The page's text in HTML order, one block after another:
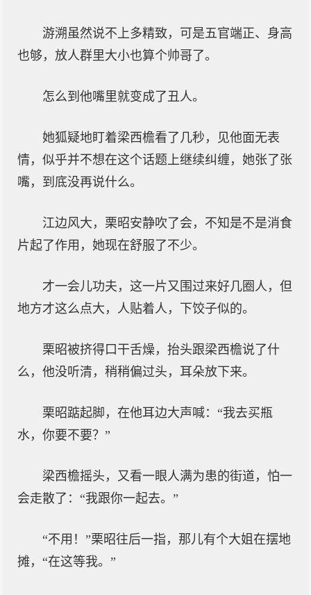
游溯虽然说不上多精致，可是五官端正、身高
也够，放人群里大小也算个帅哥了。
怎么到他嘴里就变成了丑人。
她狐疑地盯着梁西檐看了几秒，见他面无表
情，似乎并不想在这个话题上继续纠缠，她张了张
嘴，到底没再说什么。
江边风大，栗昭安静吹了会，不知是不是消食
片起了作用，她现在舒服了不少。
才一会儿功夫，这一片又围过来好几圈人，但
地方才这么点大，人贴着人，下饺子似的。
栗昭被挤得口干舌燥，抬头跟梁西檐说了什
么，他没听清，稍稍偏过头，耳朵放下来。
栗昭踮起脚，在他耳边大声喊：“我去买瓶
水，你要不要？”
梁西檐摇头，又看一眼人满为患的街道，怕一
会走散了：“我跟你一起去。”
“不用！”栗昭往后一指，那儿有个大姐在摆地
摊，“在这等我。”